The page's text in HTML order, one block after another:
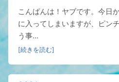
こんばんは！ヤブです。今日
に入ってしまいますが、ピン
う事...
[続きを読む]